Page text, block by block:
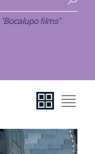
"Bocalupo films"